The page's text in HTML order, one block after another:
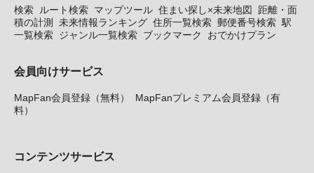
検索 ルート検索 マップツール 住まい探し×未来地図
距離・面
積の計測
未来情報ランキング 住所一覧検索 郵便番号検索 駅
一覧検索 ジャンル一覧検索 ブックマーク おでかけプラン
会員向けサービス
MapFan会員登録（無料）
MapFanプレミアム会員登録（有
料）
コンテンツサービス